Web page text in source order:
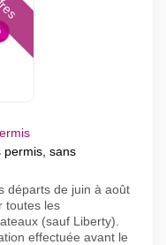
permis, sans
départs de juin à août
toutes les
(sauf Liberty).
effectuée avant le